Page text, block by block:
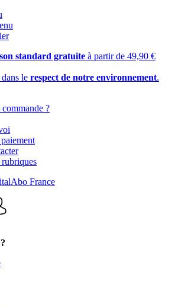
standard gratuite à partir de 49,90 €
le respect de notre environnement.
?
rubriques